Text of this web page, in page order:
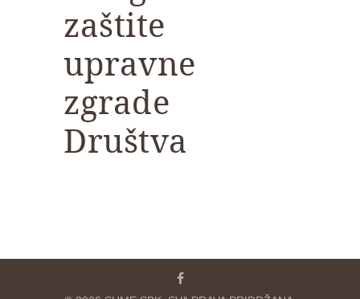
zaštite
upravne
zgrade
Društva